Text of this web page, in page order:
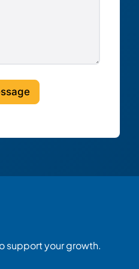
support your growth.